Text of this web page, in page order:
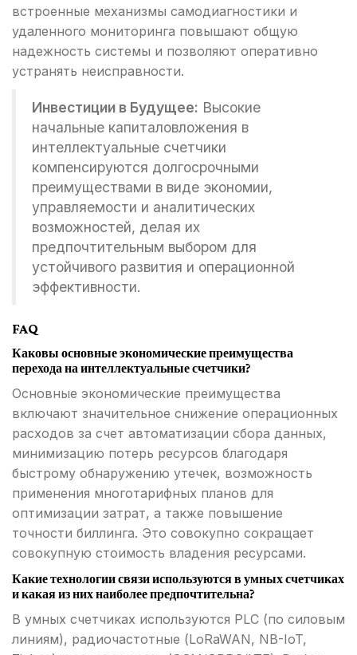
встроенные механизмы самодиагностики и
удаленного мониторинга повышают общую
надежность системы и позволяют оперативно
устранять неисправности.
Инвестиции в Будущее: Высокие
начальные капиталовложения в
интеллектуальные счетчики
компенсируются долгосрочными
преимуществами в виде экономии,
управляемости и аналитических
возможностей, делая их
предпочтительным выбором для
устойчивого развития и операционной
эффективности.
FAQ
Каковы основные экономические преимущества
перехода на интеллектуальные счетчики?
Основные экономические преимущества
включают значительное снижение операционных
расходов за счет автоматизации сбора данных,
минимизацию потерь ресурсов благодаря
быстрому обнаружению утечек, возможность
применения многотарифных планов для
оптимизации затрат, а также повышение
точности биллинга. Это совокупно сокращает
совокупную стоимость владения ресурсами.
Какие технологии связи используются в умных счетчиках
и какая из них наиболее предпочтительна?
В умных счетчиках используются PLC (по силовым
линиям), радиочастотные (LoRaWAN, NB-IoT,